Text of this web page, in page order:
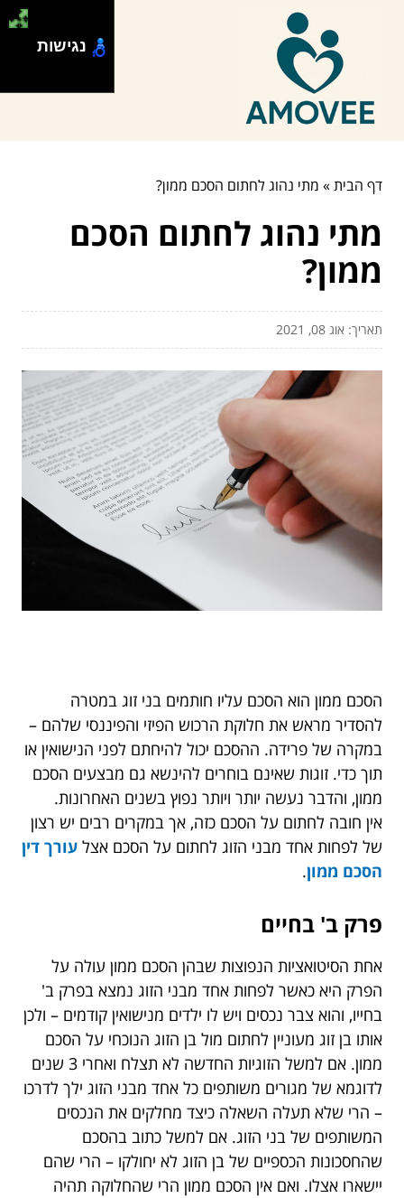
דף הבית» מתי נהוג לחתום הסכם ממון?
מתי נהוג לחתום הסכם
ממון?
תאריך: אוג 08, 2021
הסכם ממון הוא הסכם עליו חותמים בני זוג במטרה
להסדיר מראש את חלוקת הרכוש הפיזי והפיננסי שלהם –
במקרה של פרידה. ההסכם יכול להיחתם לפני הנישואין או
תוך כדי. זוגות שאינם בוחרים להינשא גם מבצעים הסכם
ממון, והדבר נעשה יותר ויותר נפוץ בשנים האחרונות.
אין חובה לחתום על הסכם כזה, אך במקרים רבים יש רצון
של לפחות אחד מבני הזוג לחתום על הסכם אצל עורך דין
הסכם ממון.
פרק ב' בחיים
אחת הסיטואציות הנפוצות שבהן הסכם ממון עולה על
הפרק היא כאשר לפחות אחד מבני הזוג נמצא בפרק ב'
בחייו, והוא צבר נכסים ויש לו ילדים מנישואין קודמים – ולכן
אותו בן זוג מעוניין לחתום מול בן הזוג הנוכחי על הסכם
ממון. אם למשל הזוגיות החדשה לא תצלח ואחרי 3 שנים
לדוגמא של מגורים משותפים כל אחד מבני הזוג ילך לדרכו
– הרי שלא תעלה השאלה כיצד מחלקים את הנכסים
המשותפים של בני הזוג. אם למשל כתוב בהסכם
שהחסכונות הכספיים של בן הזוג לא יחולקו – הרי שהם
יישארו אצלו. ואם אין הסכם ממון הרי שהחלוקה תהיה
נגישות